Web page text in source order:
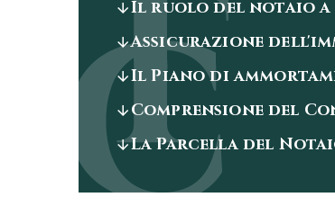
Il ruolo del notaio a
Assicurazione
Il Piano di
Comprensione del
La Parcella del